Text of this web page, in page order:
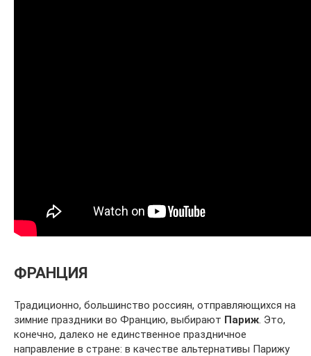
ФРАНЦИЯ
Традиционно, большинство россиян, отправляющихся на
зимние праздники во Францию, выбирают Париж. Это,
конечно, далеко не единственное праздничное
направление в стране: в качестве альтернативы Парижу